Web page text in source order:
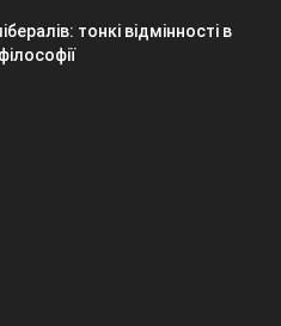
тонкі відмінності в